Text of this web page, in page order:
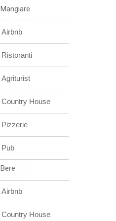
Mangiare
Airbnb
Ristoranti
Agriturist
Country House
Pizzerie
Pub
Bere
Airbnb
Country House